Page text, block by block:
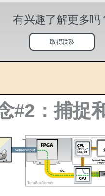
有兴趣了解更多吗
取得联系
#2：捕捉